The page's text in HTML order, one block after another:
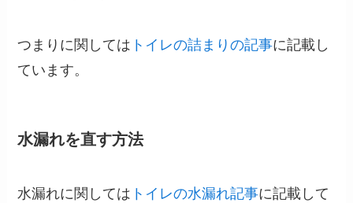
つまりに関しては トイレの詰まりの記事に記載し
ています。
水漏れを直す方法
水漏れに関しては トイレの水漏れ記事に記載して